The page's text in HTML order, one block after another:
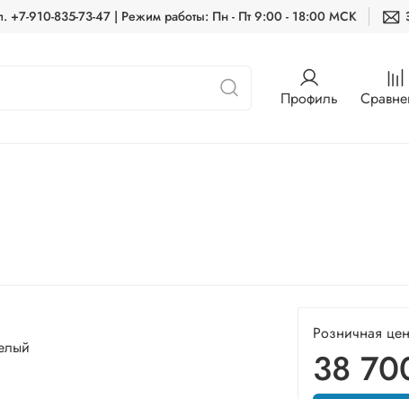
+7-910-835-73-47 | Режим работы: Пн - Пт 9:00 - 18:00 МСК
Профиль
Розничная
38